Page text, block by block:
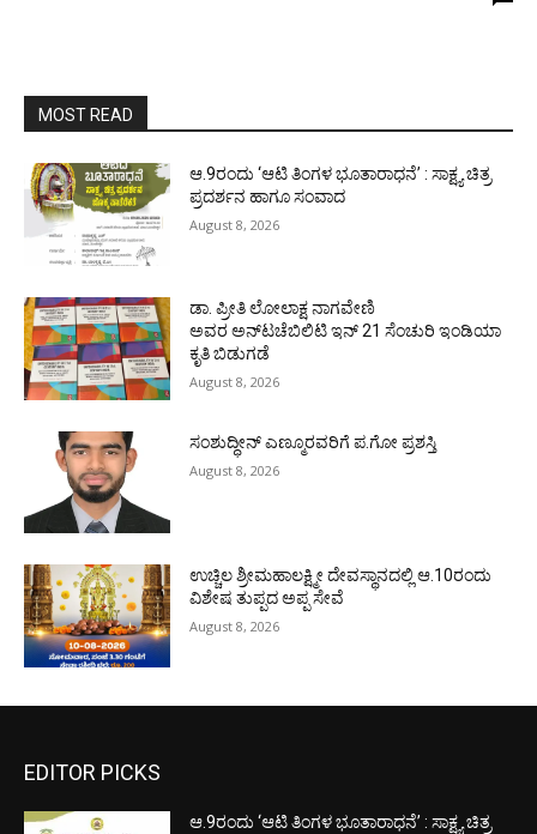
MOST READ
ಆ.9ರಂದು ‘ಆಟಿ ತಿಂಗಳ ಭೂತಾರಾಧನೆ’ : ಸಾಕ್ಷ್ಯ ಚಿತ್ರ
ಪ್ರದರ್ಶನ ಹಾಗೂ ಸಂವಾದ
August 8, 2026
ಡಾ. ಪ್ರೀತಿ ಲೋಲಾಕ್ಷ ನಾಗವೇಣಿ
ಅವರ ಅನ್‌ಟಚೆಬಿಲಿಟಿ ಇನ್ 21 ಸೆಂಚುರಿ ಇಂಡಿಯಾ
ಕೃತಿ ಬಿಡುಗಡೆ
August 8, 2026
ಸಂಶುದ್ಧೀನ್ ಎಣ್ಮೂರವರಿಗೆ ಪ.ಗೋ ಪ್ರಶಸ್ತಿ
August 8, 2026
ಉಚ್ಚಿಲ ಶ್ರೀಮಹಾಲಕ್ಷ್ಮೀ ದೇವಸ್ಥಾನದಲ್ಲಿ ಆ.10ರಂದು
ವಿಶೇಷ ತುಪ್ಪದ ಅಪ್ಪ ಸೇವೆ
August 8, 2026
EDITOR PICKS
ಆ.9ರಂದು ‘ಆಟಿ ತಿಂಗಳ ಭೂತಾರಾಧನೆ’ : ಸಾಕ್ಷ್ಯ ಚಿತ್ರ